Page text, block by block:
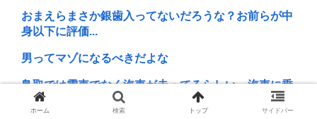
おまえらまさか銀歯入ってないだろうな？お前らが中
身以下に評価...
男ってマゾになるべきだよな
鳥取では電車でなく汽車が走ってるらしい。汽車に乗
った10代女...
ホーム 検索 トップ サイドバー